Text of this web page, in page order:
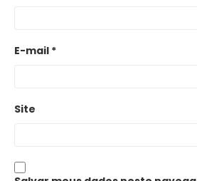
E-mail *
Site